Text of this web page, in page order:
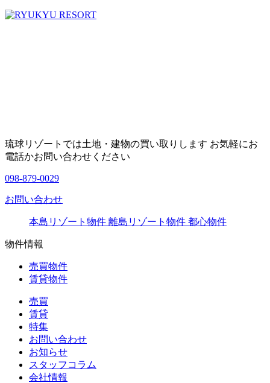
琉球リゾートでは土地・建物の買い取りします お気軽にお
電話かお問い合わせください
098-879-0029
お問い合わせ
本島リゾート物件 離島リゾート物件 都心物件
物件情報
売買物件
賃貸物件
売買
賃貸
特集
お問い合わせ
お知らせ
スタッフコラム
会社情報